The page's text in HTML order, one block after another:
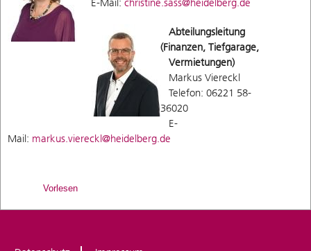
Abteilungsleitung
(Finanzen, Tiefgarage,
Vermietungen)
Markus Viereckl
Telefon: 06221 58-
36020
E-
Mail: markus.viereckl@heidelberg.de
Vorlesen